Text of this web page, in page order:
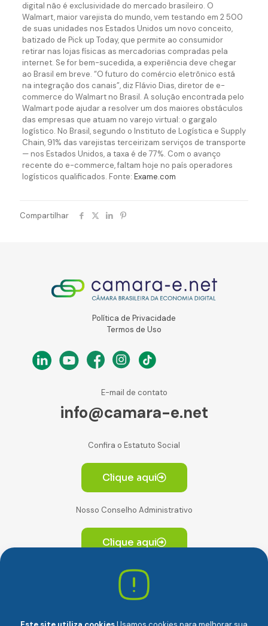
digital não é exclusividade do mercado brasileiro. O
Walmart, maior varejista do mundo, vem testando em 2 500
de suas unidades nos Estados Unidos um novo conceito,
batizado de Pick up Today, que permite ao consumidor
retirar nas lojas físicas as mercadorias compradas pela
internet. Se for bem-sucedida, a experiência deve chegar
ao Brasil em breve. “O futuro do comércio eletrônico está
na integração dos canais”, diz Flávio Dias, diretor de e-
commerce do Walmart no Brasil. A solução encontrada pelo
Walmart pode ajudar a resolver um dos maiores obstáculos
das empresas que atuam no varejo virtual: o gargalo
logístico. No Brasil, segundo o Instituto de Logística e Supply
Chain, 91% das varejistas terceirizam serviços de transporte
— nos Estados Unidos, a taxa é de 77%. Com o avanço
recente do e-commerce, faltam hoje no país operadores
logísticos qualificados. Fonte: Exame.com
Compartilhar
Política de Privacidade
Termos de Uso
E-mail de contato
info@camara-e.net
Confira o Estatuto Social
Clique aqui
Nosso Conselho Administrativo
Clique aqui
Av. Paulista, 2064. Conjunto 14, (Edifício Paulista) -
CEP 01310-928 Consolação – São Paulo/SP